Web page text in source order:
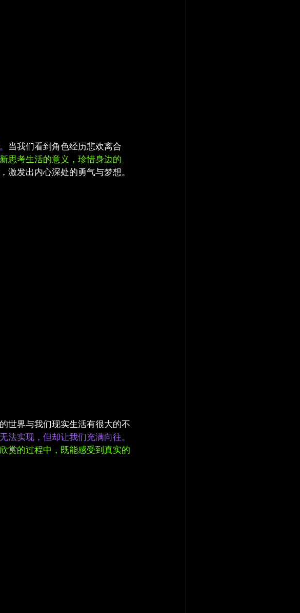
当我们看到角色经历悲欢离合
思考生活的意义，珍惜身边的
激发出内心深处的勇气与梦想。
世界与我们现实生活有很大的不
法实现，但却让我们充满向往。
赏的过程中，既能感受到真实的